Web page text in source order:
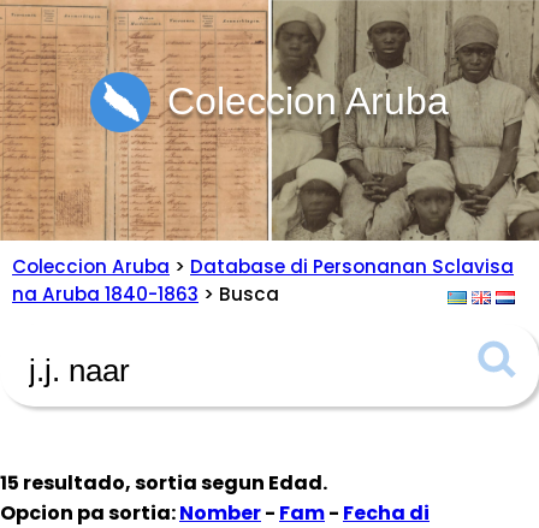
Coleccion Aruba
Coleccion Aruba > Database di Personanan Sclavisa
na Aruba 1840-1863 > Busca
15 resultado, sortia segun Edad.
Opcion pa sortia:Nomber- Fam- Fecha di